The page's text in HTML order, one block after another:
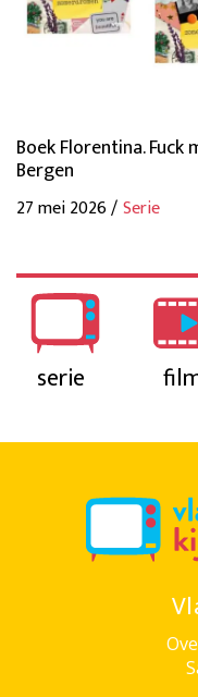
Boek Florentina.
Bergen
27 mei 2026 /Serie
serie